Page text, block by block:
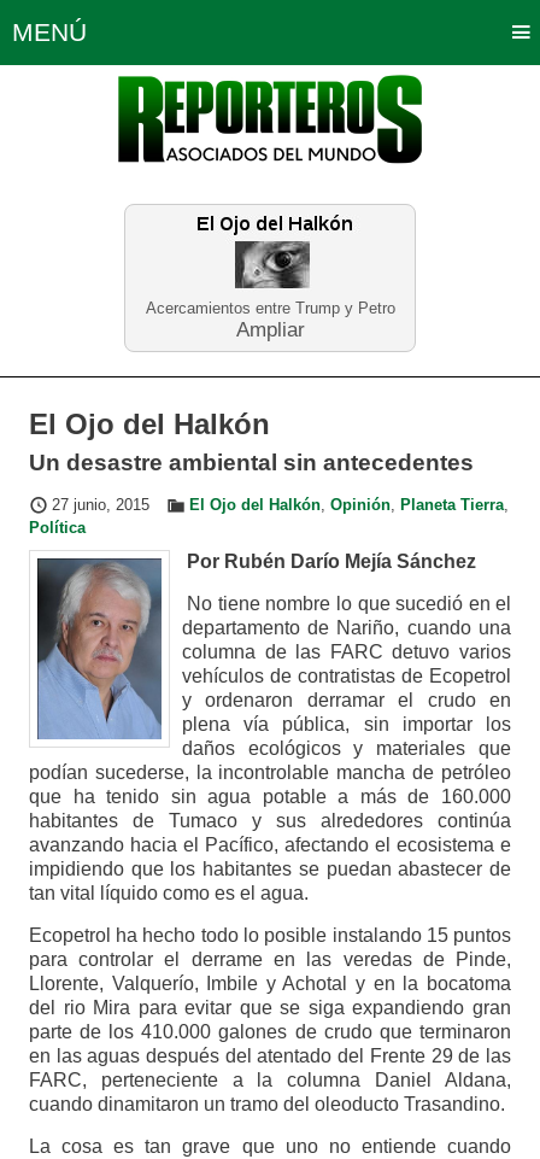
Acercamientos entre Trump y Petro
Ampliar
MENÚ
Política Opinión Bogotá
Planeta Tierra Deportes
Educación Neira
El Ojo del Halkón
Un desastre ambiental sin antecedentes
27 junio, 2015 El Ojo del Halkón, Opinión, Planeta Tierra,
Política
Por Rubén Darío Mejía Sánchez
No tiene nombre lo que sucedió en el
departamento de Nariño, cuando una
columna de las FARC detuvo varios
vehículos de contratistas de Ecopetrol
y ordenaron derramar el crudo en
plena vía pública, sin importar los
daños ecológicos y materiales que
podían sucederse, la incontrolable mancha de petróleo
que ha tenido sin agua potable a más de 160.000
habitantes de Tumaco y sus alrededores continúa
avanzando hacia el Pacífico, afectando el ecosistema e
impidiendo que los habitantes se puedan abastecer de
tan vital líquido como es el agua.
Ecopetrol ha hecho todo lo posible instalando 15 puntos
para controlar el derrame en las veredas de Pinde,
Llorente, Valquerío, Imbile y Achotal y en la bocatoma
del rio Mira para evitar que se siga expandiendo gran
parte de los 410.000 galones de crudo que terminaron
en las aguas después del atentado del Frente 29 de las
FARC, perteneciente a la columna Daniel Aldana,
cuando dinamitaron un tramo del oleoducto Trasandino.
La cosa es tan grave que uno no entiende cuando